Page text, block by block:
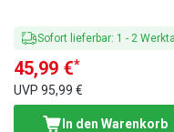
Sofort lieferbar: 1 - 2
45,99 €*
UVP 95,99 €
In den Warenkorb